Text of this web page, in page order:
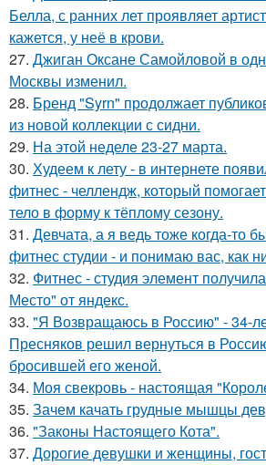
Белла, с ранних лет проявляет
кажется, у неё в крови.
27. Джиган Оксане Самойловой в
Москвы изменил.
28. Бренд "Syrn" продолжает
из новой коллекции с сидни.
29. На этой неделе 23-27 марта.
30. Худеем к лету - в интернете
фитнес - челлендж, который
тело в форму к тёплому сезону.
31. Девчата, а я ведь тоже когда-то
фитнес студии - и понимаю вас, как
32. Фитнес - студия элемент
Место" от яндекс.
33. "Я Возвращаюсь в Россию" - 34-
Пресняков решил вернуться в
бросившей его женой.
34. Моя свекровь - настоящая
35. Зачем качать грудные мышцы
36. "Законы Настоящего Кота".
37. Дорогие девушки и женщины,